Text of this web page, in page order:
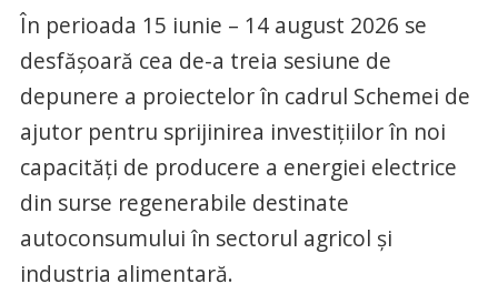
În perioada 15 iunie – 14 august 2026 se
desfășoară cea de-a treia sesiune de
depunere a proiectelor în cadrul Schemei de
ajutor pentru sprijinirea investițiilor în noi
capacități de producere a energiei electrice
din surse regenerabile destinate
autoconsumului în sectorul agricol și
industria alimentară.